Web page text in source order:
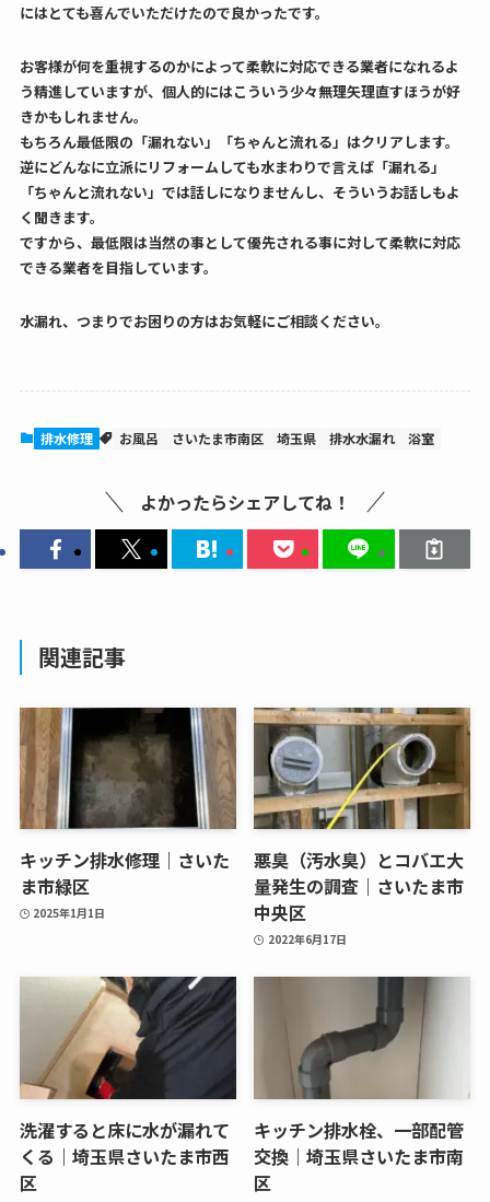
にはとても喜んでいただけたので良かったです。
お客様が何を重視するのかによって柔軟に対応できる業者になれるよ
う精進していますが、個人的にはこういう少々無理矢理直すほうが好
きかもしれません。
もちろん最低限の「漏れない」「ちゃんと流れる」はクリアします。
逆にどんなに立派にリフォームしても水まわりで言えば「漏れる」
「ちゃんと流れない」では話しになりませんし、そういうお話しもよ
く聞きます。
ですから、最低限は当然の事として優先される事に対して柔軟に対応
できる業者を目指しています。
水漏れ、つまりでお困りの方はお気軽にご相談ください。
排水修理 お風呂 さいたま市南区 埼玉県 排水水漏れ 浴室
よかったらシェアしてね！
関連記事
キッチン排水修理｜さいた
ま市緑区
2025年1月1日
悪臭（汚水臭）とコバエ大
量発生の調査｜さいたま市
中央区
2022年6月17日
洗濯すると床に水が漏れて
くる｜埼玉県さいたま市西
区
キッチン排水栓、一部配管
交換｜埼玉県さいたま市南
区